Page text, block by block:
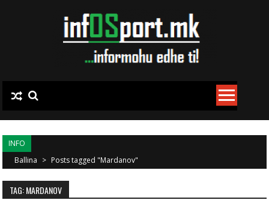
INFO
Ballina > Posts tagged "Mardanov"
TAG: MARDANOV